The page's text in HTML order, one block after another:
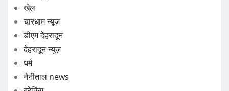
खेल
चारधाम न्यूज़
डीएम देहरादून
देहरादून न्यूज़
धर्म
नैनीताल news